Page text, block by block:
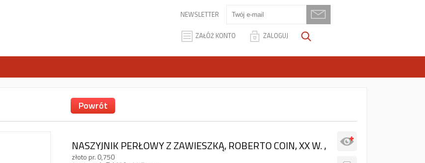
NEWSLETTER
ZAŁÓŻ KONTO ZALOGUJ
Powrót
NASZYJNIK PERŁOWY Z ZAWIESZKĄ, ROBERTO COIN, XX W. ,
złoto pr. 0,750